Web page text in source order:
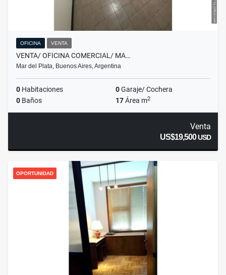
OFICINA VENTA
VENTA/ OFICINA COMERCIAL/ MA…
Mar del Plata, Buenos Aires, Argentina
0 Habitaciones 0Garaje/ Cochera
0 Baños 17Área m2
Venta
US$19,500USD
OPORTUNIDAD